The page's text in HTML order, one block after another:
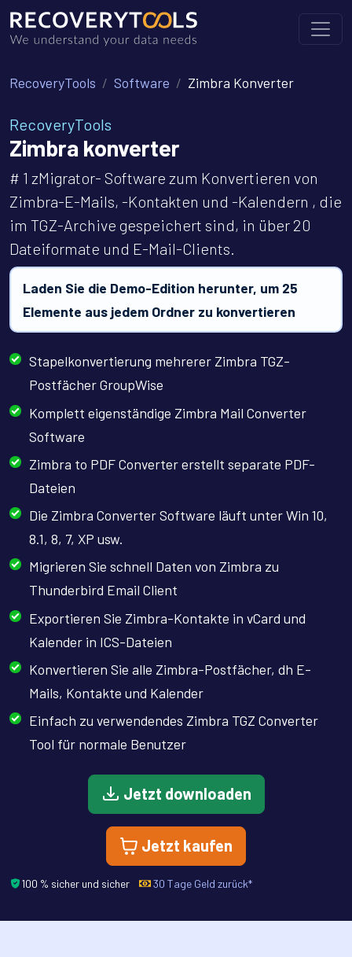
RecoveryTools Software Zimbra Konverter
RecoveryTools
Zimbra konverter
# 1 zMigrator- Software zum Konvertieren von
Zimbra-E-Mails, -Kontakten und -Kalendern , die
im TGZ-Archive gespeichert sind, in über 20
Dateiformate und E-Mail-Clients.
Laden Sie die Demo-Edition herunter, um 25
Elemente aus jedem Ordner zu konvertieren
Stapelkonvertierung mehrerer Zimbra TGZ-
Postfächer GroupWise
Komplett eigenständige Zimbra Mail Converter
Software
Zimbra to PDF Converter erstellt separate PDF-
Dateien
Die Zimbra Converter Software läuft unter Win 10,
8.1, 8, 7, XP usw.
Migrieren Sie schnell Daten von Zimbra zu
Thunderbird Email Client
Exportieren Sie Zimbra-Kontakte in vCard und
Kalender in ICS-Dateien
Konvertieren Sie alle Zimbra-Postfächer, dh E-
Mails, Kontakte und Kalender
Einfach zu verwendendes Zimbra TGZ Converter
Tool für normale Benutzer
Jetzt downloaden
Jetzt kaufen
100 % sicher und sicher 30 Tage Geld zurück*